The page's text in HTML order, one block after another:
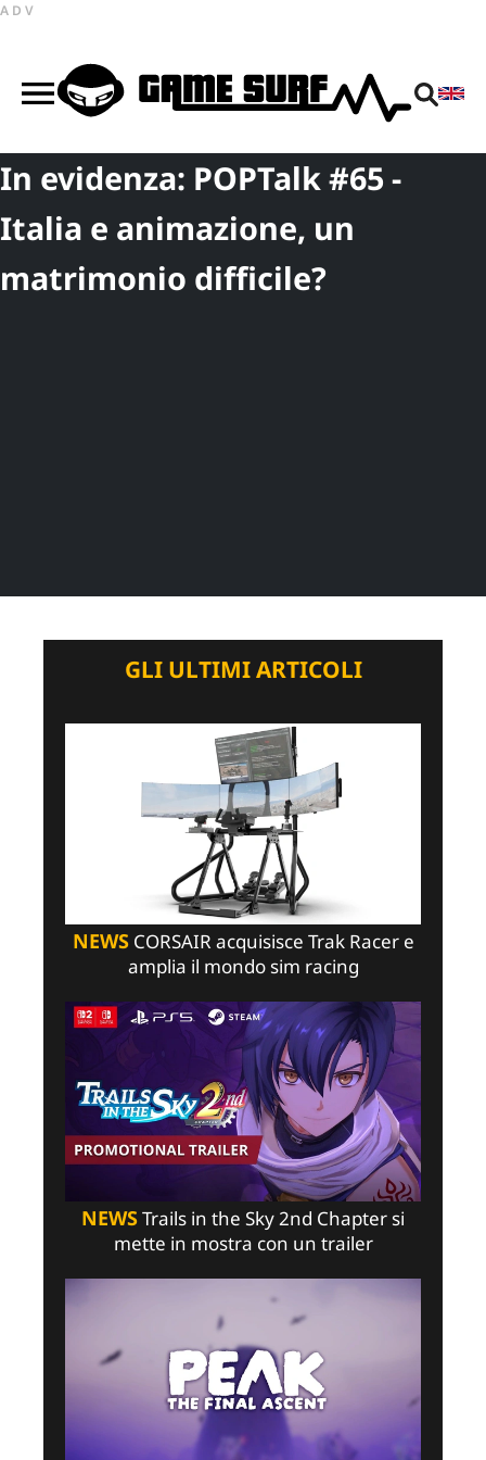
ADV
In evidenza: POPTalk #65 -
Italia e animazione, un
matrimonio difficile?
GLI ULTIMI ARTICOLI
NEWSCORSAIR acquisisce Trak Racer e
amplia il mondo sim racing
NEWSTrails in the Sky 2nd Chapter si
mette in mostra con un trailer